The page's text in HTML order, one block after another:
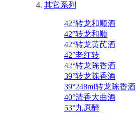
其它系列
42°转龙和顺酒
42°转龙和顺
42°转龙黄芪酒
42°老红转
42°转龙陈香酒
39°转龙陈香酒
39°248ml转龙陈香酒
40°清香大曲酒
53°九原醉